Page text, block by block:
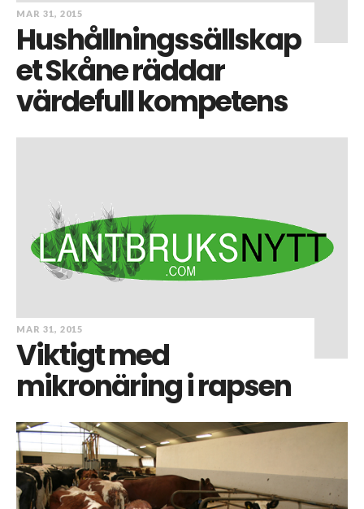
MAR 31, 2015
Hushållningssällskap
et Skåne räddar
värdefull kompetens
MAR 31, 2015
Viktigt med
mikronäring i rapsen